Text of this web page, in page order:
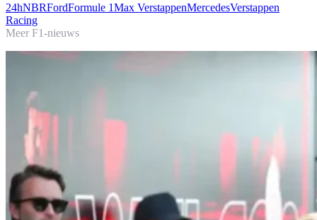
24hNBRFordFormule 1Max VerstappenMercedesVerstappen
Racing
Meer F1-nieuws